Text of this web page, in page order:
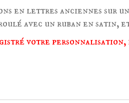
en lettres anciennes sur
avec un ruban en satin,
votre